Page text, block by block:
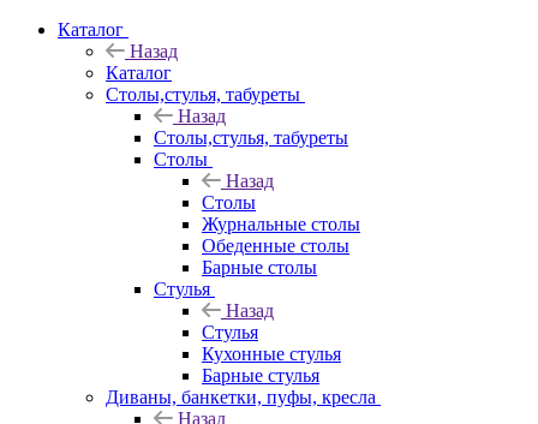
Каталог
Назад
Каталог
Столы,стулья, табуреты
Назад
Столы,стулья, табуреты
Столы
Назад
Столы
Журнальные столы
Обеденные столы
Барные столы
Стулья
Назад
Стулья
Кухонные стулья
Барные стулья
Диваны, банкетки, пуфы, кресла
Назад